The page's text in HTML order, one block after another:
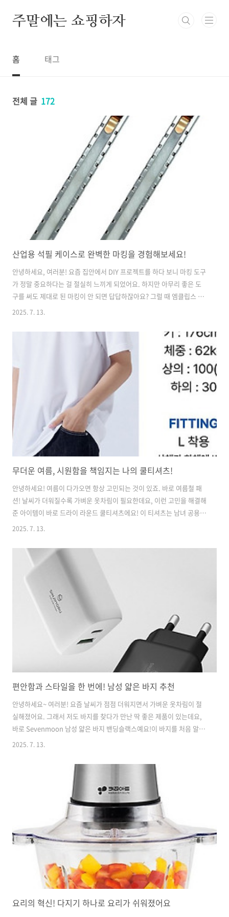
주말에는 쇼핑하자
홈 태그
전체 글 172
산업용 석필 케이스로 완벽한 마킹을 경험해보세요!
안녕하세요, 여러분! 요즘 집안에서 DIY 프로젝트를 하다 보니 마킹 도구
가 정말 중요하다는 걸 절실히 느끼게 되었어요. 하지만 아무리 좋은 도
구를 써도 제대로 된 마킹이 안 되면 답답하잖아요? 그럴 때 엠클립스 산
업용 석필 케이스를 발견했어요. 사실 처음엔 반신반의했지만, 사용해보
네랄 소재로 제작되어, 경도와 내구성이 뛰어나요. 그리고 무엇보다도 마
킹이 정말 선명하게 잘 되니까, 어디서든 작업할 때 항상 믿고 사용하고
있답니다. 이 석필이 두 개 세트로 되어 있어, 필요할 때마다 한 개씩 쓰면
되니 정말 편리해요!사용법도 정말 간단해요. 석필을 케이스에 끼우고,
원하는 곳에 마킹하면 끝! 평소엔 케이스에 보관하니까 잃어버릴 걱정도
없고요..
2025. 7. 13.
무더운 여름, 시원함을 책임지는 나의 쿨티셔츠!
안녕하세요! 여름이 다가오면 항상 고민되는 것이 있죠. 바로 여름철 패
션! 날씨가 더워질수록 가벼운 옷차림이 필요한데요, 이런 고민을 해결해
준 아이템이 바로 드라이 라운드 쿨티셔츠에요! 이 티셔츠는 남녀 공용으
로, 더운 여름철에 시원하게 입을 수 있는 기능성 반팔티입니다. 제가 이
의문이 들었답니다. 하지만 사용해보고 반해버렸어요!이 제품은 세탁 후
에도 변형 없이 항상 같은 느낌을 유지해줘서 정말 좋아요. 사용 방법 또
한 간단해요. 그냥 아무 때나 편하게 입으면 되죠! 집에서 운동할 때나 바
깥에서 활동할 때 모두 무난하게 활용할 수 있어요. 나름의 스타일도 살
리면서도 기능성까지 챙길 수 있으니 한석도 아깝지 않답니다!드라이 라
2025. 7. 13.
편안함과 스타일을 한 번에! 남성 얇은 바지 추천
안녕하세요~ 여러분! 요즘 날씨가 점점 더워지면서 가벼운 옷차림이 절
실해졌어요. 그래서 저도 바지를 찾다가 만난 딱 좋은 제품이 있는데요,
바로 Sevenmoon 남성 얇은 바지 밴딩슬랙스예요!이 바지를 처음 알게
된 계기는 친구가 SNS에 올린 사진이었어요. 그 바지를 보고 ‘와, 정말
틈도 없이 바로 구매했답니다. 첫 인상? 이렇게 가벼운 바지가 진짜 있다
고? 정말 놀랐어요!이 바지는 허리 밴딩으로 되어 있어 피트감이 정말 편
하고, 언제 어디서나 편하게 입을 수 있어요. 운동복 같은 느낌도 나지만,
디자인이 슬랙스처럼 세련돼서 캐주얼룩은 물론, 간단한 외출에도 완벽
히 어울려요! 저처럼 혼자서 외출할 때나 가벼운 친구와의 만남에 정..
2025. 7. 13.
요리의 혁신! 다지기 하나로 요리가 쉬워졌어요